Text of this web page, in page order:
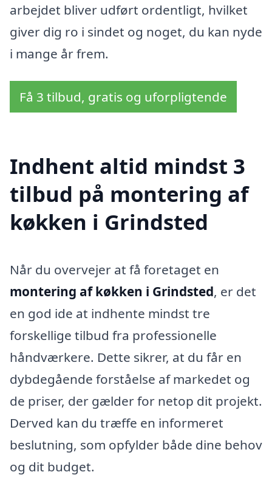
arbejdet bliver udført ordentligt, hvilket
giver dig ro i sindet og noget, du kan nyde
i mange år frem.
Få 3 tilbud, gratis og uforpligtende
Indhent altid mindst 3
tilbud på montering af
køkken i Grindsted
Når du overvejer at få foretaget en
montering af køkken i Grindsted, er det
en god ide at indhente mindst tre
forskellige tilbud fra professionelle
håndværkere. Dette sikrer, at du får en
dybdegående forståelse af markedet og
de priser, der gælder for netop dit projekt.
Derved kan du træffe en informeret
beslutning, som opfylder både dine behov
og dit budget.